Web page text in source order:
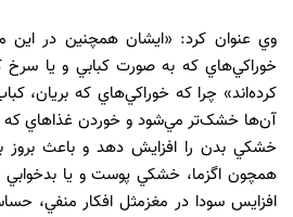
وي عنوان کرد: «ايشان همچنين در اين
خوراکي‌هاي که به صورت کبابي و يا سرخ
کرده‌اند» چرا که خوراکي‌هاي که بريان،
آن‌ها خشک‌تر مي‌شود و خوردن غذاهاي که
خشکي بدن را افزايش دهد و باعث بروز
همچون اگزما، خشکي پوست و يا
افزايس سودا در مغزمثل افکار منفي،